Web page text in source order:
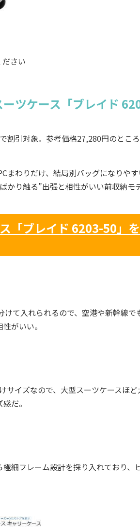
さい
ーツケース「ブレイド
割引対象。参考価格27,280円のところ
わりだけ、結局別バッグになりやす
り触る”出張と相性がいい前収納モ
「ブレイド 6203-50」
て入れられるので、空港や新幹線で
がいい。
イズなので、大型スーツケースほど
だ。
細フレーム設計を採り入れており、